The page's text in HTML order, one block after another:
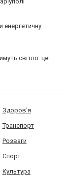
енергетичну
світло: це
Здоров'я
Транспорт
Розваги
Спорт
Культура